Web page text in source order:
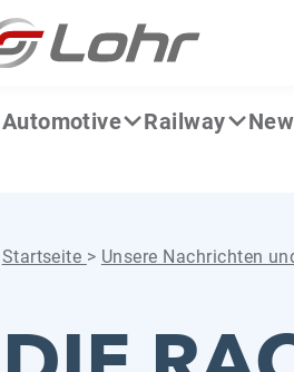
Automotive Railway
Startseite > Unsere Nachrichten